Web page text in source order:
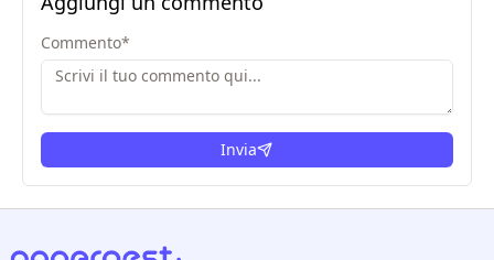
Commento*
Invia